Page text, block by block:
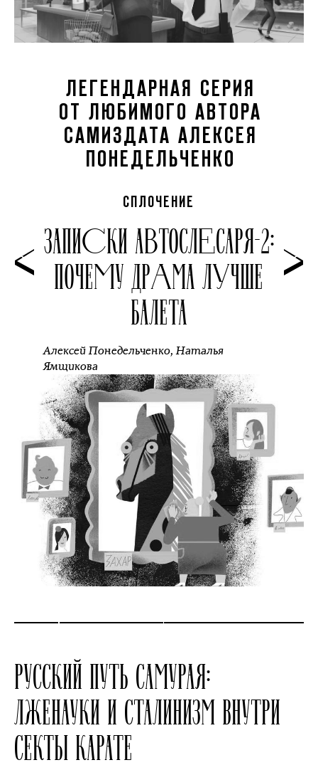
ЛЕГЕНДАРНАЯ СЕРИЯ
ОТ ЛЮБИМОГО АВТОРА
САМИЗДАТА АЛЕКСЕЯ
ПОНЕДЕЛЬЧЕНКО
СПЛОЧЕНИЕ
ЗАПИСКИ АВТОСЛЕСАРЯ-2:
ПОЧЕМУ ДРАМА ЛУЧШЕ
БАЛЕТА
Алексей Понедельченко,Наталья
Ямщикова
РУССКИЙ ПУТЬ САМУРАЯ:
ЛЖЕНАУКИ И СТАЛИНИЗМ ВНУТРИ
СЕКТЫ КАРАТЕ